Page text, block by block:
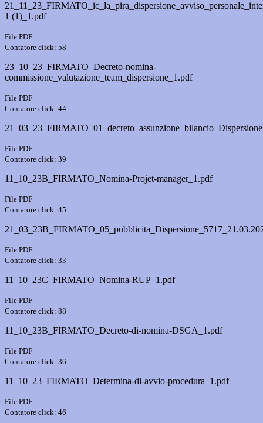
1 (1)_1.pdf
File PDF
Contatore click: 58
23_10_23_FIRMATO_Decreto-nomina-
commissione_valutazione_team_dispersione_1.pdf
File PDF
Contatore click: 44
File PDF
Contatore click: 39
11_10_23B_FIRMATO_Nomina-Projet-manager_1.pdf
File PDF
Contatore click: 45
File PDF
Contatore click: 33
11_10_23C_FIRMATO_Nomina-RUP_1.pdf
File PDF
Contatore click: 88
11_10_23B_FIRMATO_Decreto-di-nomina-DSGA_1.pdf
File PDF
Contatore click: 36
11_10_23_FIRMATO_Determina-di-avvio-procedura_1.pdf
File PDF
Contatore click: 46